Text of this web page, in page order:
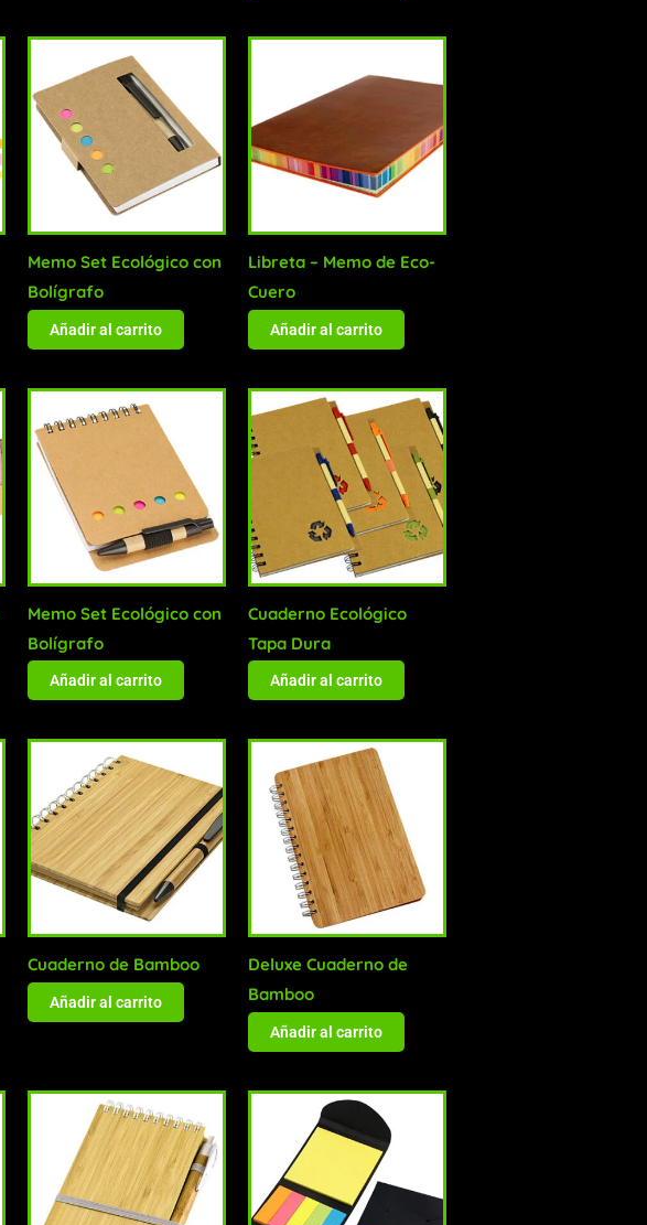
Memo Set Ecológico con
Bolígrafo
Añadir al carrito
Libreta – Memo de Eco-
Cuero
Añadir al carrito
Memo Set Ecológico con
Bolígrafo
Añadir al carrito
Cuaderno Ecológico
Tapa Dura
Añadir al carrito
Cuaderno de Bamboo
Añadir al carrito
Deluxe Cuaderno de
Bamboo
Añadir al carrito